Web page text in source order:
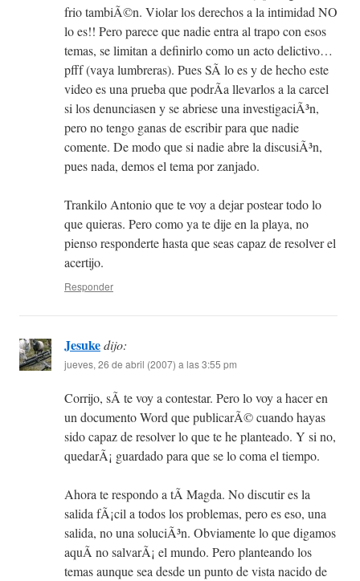
frio tambiÃ©n. Violar los derechos a la intimidad NO
lo es!! Pero parece que nadie entra al trapo con esos
temas, se limitan a definirlo como un acto delictivo…
pfff (vaya lumbreras). Pues SÃ lo es y de hecho este
video es una prueba que podrÃ­a llevarlos a la carcel
si los denunciasen y se abriese una investigaciÃ³n,
pero no tengo ganas de escribir para que nadie
comente. De modo que si nadie abre la discusiÃ³n,
pues nada, demos el tema por zanjado.
Trankilo Antonio que te voy a dejar postear todo lo
que quieras. Pero como ya te dije en la playa, no
pienso responderte hasta que seas capaz de resolver el
acertijo.
Responder
Jesukedijo:
jueves, 26 de abril (2007) a las 3:55 pm
Corrijo, sÃ­ te voy a contestar. Pero lo voy a hacer en
un documento Word que publicarÃ© cuando hayas
sido capaz de resolver lo que te he planteado. Y si no,
quedarÃ¡ guardado para que se lo coma el tiempo.
Ahora te respondo a tÃ­ Magda. No discutir es la
salida fÃ¡cil a todos los problemas, pero es eso, una
salida, no una soluciÃ³n. Obviamente lo que digamos
aquÃ­ no salvarÃ¡ el mundo. Pero planteando los
temas aunque sea desde un punto de vista nacido de